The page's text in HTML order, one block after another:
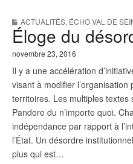
o
o
k
e
r
ACTUALITÉS, ÉCHO VAL DE
Éloge du
novembre 23, 2016
Il y a une accélération
visant à modifier
territoires. Les multiples
Pandore du n’importe quoi.
indépendance par rapport à
l’État. Un désordre
plus qui est…